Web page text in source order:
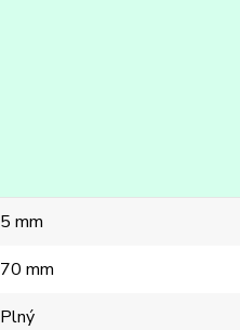
5 mm
70 mm
Plný